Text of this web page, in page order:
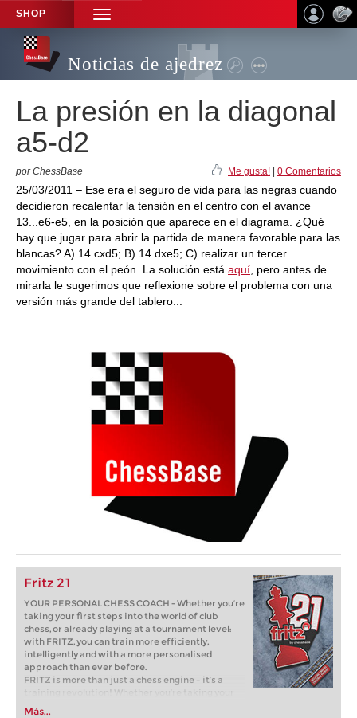
SHOP
TOGGLE
NAVIGATION
Noticias de ajedrez
La presión en la diagonal
a5-d2
por ChessBase Me gusta! 0 Comentarios
25/03/2011 – Ese era el seguro de vida para las negras cuando
decidieron recalentar la tensión en el centro con el avance
13...e6-e5, en la posición que aparece en el diagrama. ¿Qué
hay que jugar para abrir la partida de manera favorable para las
blancas? A) 14.cxd5; B) 14.dxe5; C) realizar un tercer
movimiento con el peón. La solución está aquí , pero antes de
mirarla le sugerimos que reflexione sobre el problema con una
versión más grande del tablero...
Fritz 21
YOUR PERSONAL CHESS COACH - Whether you’re
taking your first steps into the world of club
chess, or already playing at a tournament level:
with FRITZ, you can train more efficiently,
intelligently and with a more personalised
approach than ever before.
FRITZ is more than just a chess engine – it’s a
training revolution! Whether you’re taking your
first steps into the world of club chess, or already
Más...